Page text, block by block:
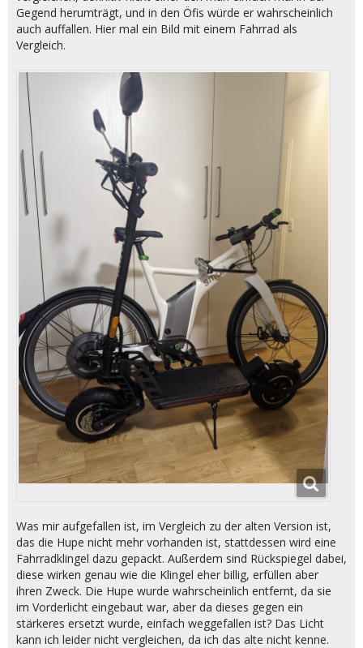
Gegend herumträgt, und in den Öfis würde er wahrscheinlich
auch auffallen. Hier mal ein Bild mit einem Fahrrad als
Vergleich.
Was mir aufgefallen ist, im Vergleich zu der alten Version ist,
das die Hupe nicht mehr vorhanden ist, stattdessen wird eine
Fahrradklingel dazu gepackt. Außerdem sind Rückspiegel dabei,
diese wirken genau wie die Klingel eher billig, erfüllen aber
ihren Zweck. Die Hupe wurde wahrscheinlich entfernt, da sie
im Vorderlicht eingebaut war, aber da dieses gegen ein
stärkeres ersetzt wurde, einfach weggefallen ist? Das Licht
kann ich leider nicht vergleichen, da ich das alte nicht kenne.